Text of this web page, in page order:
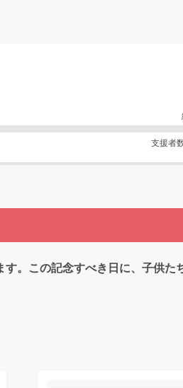
支援者
。この記念すべき日に、子供た